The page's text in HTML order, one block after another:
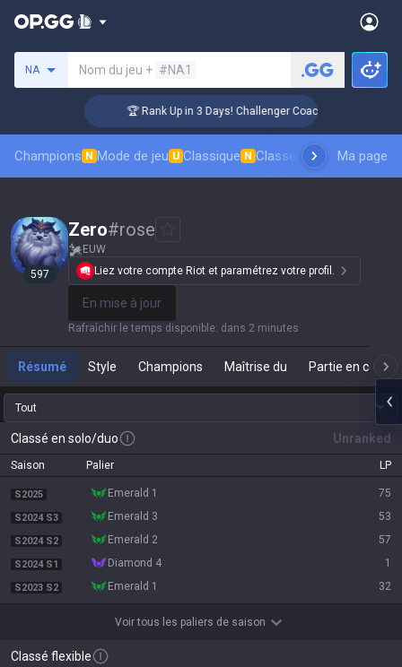
NA Nom du jeu + #NA1
🏆 Rank Up in 3 Days! Challenger Coaching
Champions N Mode de jeu U Classique N Classement des skins
Ma page
597
Zero#rose
EUW
Liez votre compte Riot et paramétrez votre profil.
En mise à jour
Rafraîchir le temps disponible: dans 2 minutes
Résumé Style Champions Maîtrise du Partie en cours
Tout
Classé en solo/duo Unranked
Saison Palier LP
S2025 emerald 1 75
S2024 S3 emerald 3 53
S2024 S2 emerald 2 57
S2024 S1 diamond 4 1
S2023 S2 emerald 1 32
Voir tous les paliers de saison
Classé flexible